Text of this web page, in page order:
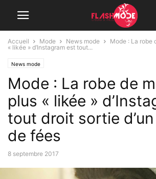
Accueil Mode News mode
Mode : La robe
« likée » d’Instagram est tout...
News mode
Mode : La robe de
plus « likée »
tout droit sortie
de fées
8 septembre 2017